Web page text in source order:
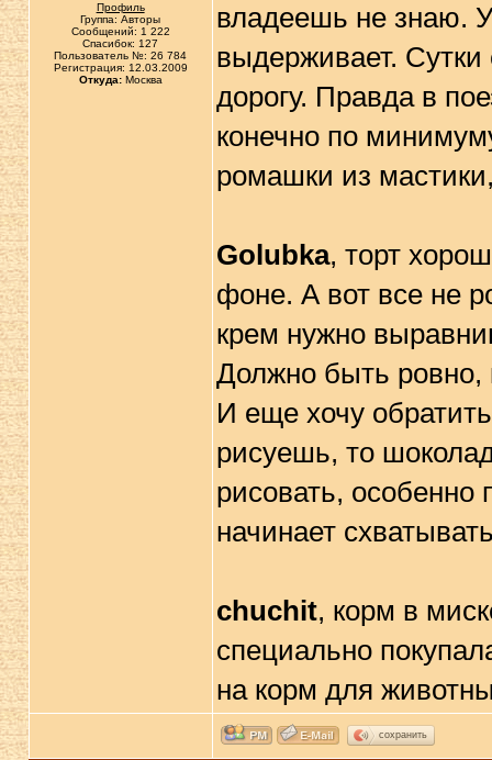
Профиль
Группа: Авторы
Сообщений: 1 222
Спасибок: 127
Пользователь №: 26 784
Регистрация: 12.03.2009
Откуда:Москва
владеешь не знаю.
выдерживает. Сутки
дорогу. Правда в
конечно по
ромашки из
Golubka, торт
фоне. А вот все не
крем нужно
Должно быть ровно,
И еще хочу
рисуешь, то
рисовать, особенно
начинает
chuchit, корм в
специально
на корм для
сохранить